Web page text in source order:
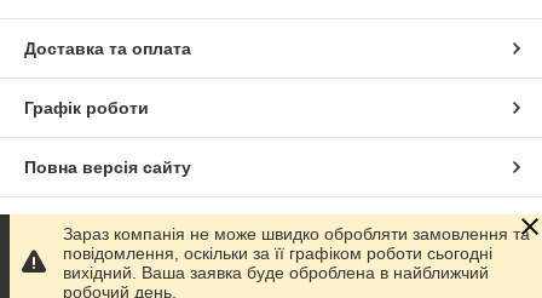
Доставка та оплата
Графік роботи
Повна версія сайту
Сайт створено на маркетплейсі Prom.ua
Політика конфіденційності
Зараз компанія не може швидко обробляти замовлення та
повідомлення, оскільки за її графіком роботи сьогодні
вихідний. Ваша заявка буде оброблена в найближчий
робочий день.